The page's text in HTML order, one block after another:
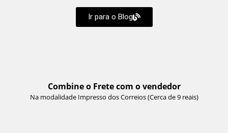
Ir para o Blog
Combine o Frete com o vendedor
Na modalidade Impresso dos Correios (Cerca de 9 reais)